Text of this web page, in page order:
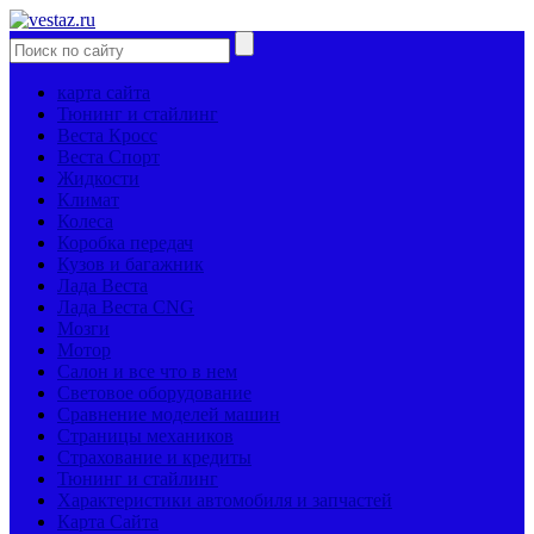
карта сайта
Тюнинг и стайлинг
Веста Кросс
Веста Спорт
Жидкости
Климат
Колеса
Коробка передач
Кузов и багажник
Лада Веста
Лада Веста CNG
Мозги
Мотор
Салон и все что в нем
Световое оборудование
Сравнение моделей машин
Страницы механиков
Страхование и кредиты
Тюнинг и стайлинг
Характеристики автомобиля и запчастей
Карта Сайта